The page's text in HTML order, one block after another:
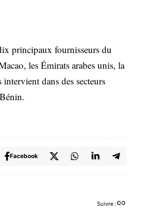
principaux fournisseurs du
les Émirats arabes unis, la
dans des secteurs
Facebook
Suivre :